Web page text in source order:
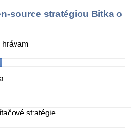
source stratégiou Bitka o
hrávam
stratégie